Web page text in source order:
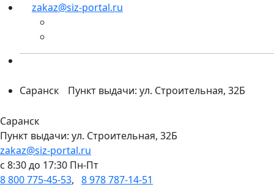
zakaz@siz-portal.ru
Саранск Пункт выдачи: ул. Строительная, 32Б
Саранск
Пункт выдачи: ул. Строительная, 32Б
zakaz@siz-portal.ru
c 8:30 до 17:30 Пн-Пт
8 800 775-45-53, 8 978 787-14-51